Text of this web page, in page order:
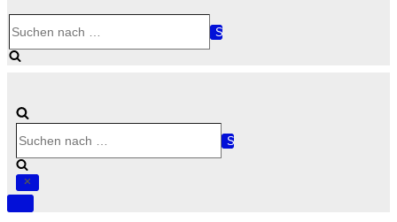
nach …
nach …
Navigation